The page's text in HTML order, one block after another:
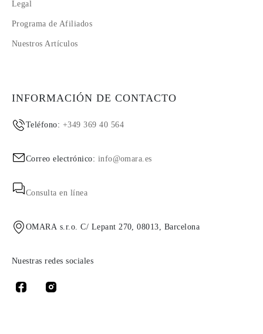
Legal
Programa de Afiliados
Nuestros Artículos
INFORMACIÓN DE CONTACTO
Teléfono: +349 369 40 564
Correo electrónico: info@omara.es
Consulta en línea
OMARA s.r.o. C/ Lepant 270, 08013, Barcelona
Nuestras redes sociales